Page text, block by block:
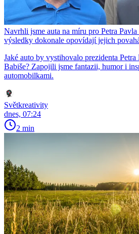
Navrhli jsme auta na míru pro Petra
výsledky dokonale opovídají jejich
Jaké auto by vystihovalo prezidenta
Babiše? Zapojili jsme fantazii, humor i
automobilkami.
Světkreativity
dnes, 07:24
2 min